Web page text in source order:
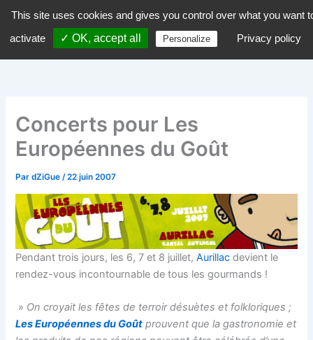
contenu
dZiGue
Concerts pour Les
Européennes du Goût
PardZiGue/22 juin 2007
Pendant trois jours, les 6, 7 et 8 juillet,Aurillac devient le
rendez-vous incontournable de tous les gourmands !
» On croyait les fêtes de terroir désuètes et folkloriques ;
Les Européennes du Goût prouvent que la gastronomie et
This site uses cookies and gives you control over what you want
activate
✓ OK, accept all Personalize Privacy policy